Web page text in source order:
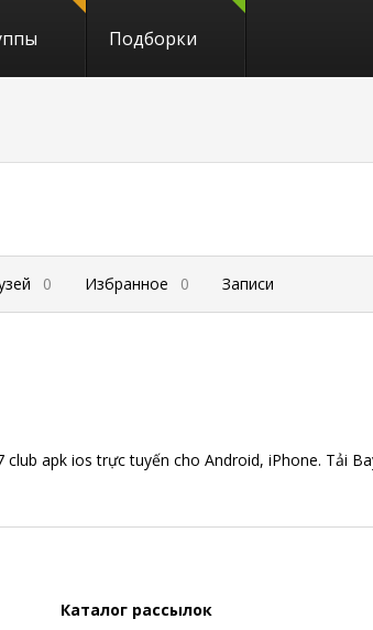
Подборки
0 Избранное 0 Записи
apk ios trực tuyến cho Android, iPhone. Tải
Каталог рассылок